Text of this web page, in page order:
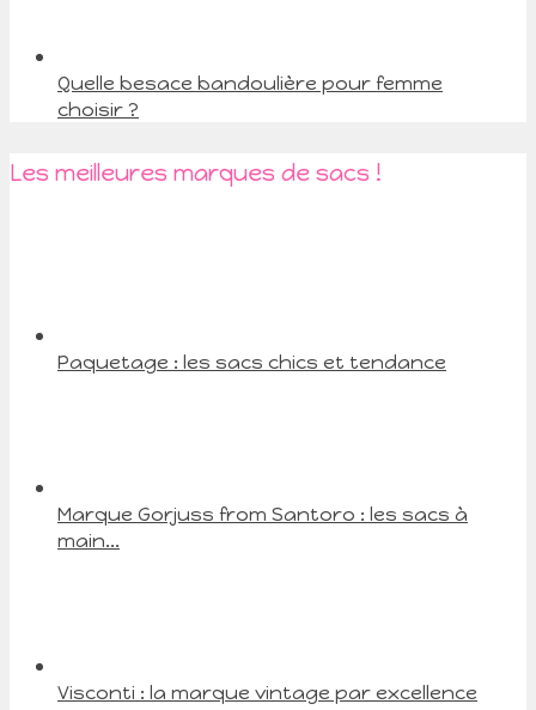
Quelle besace bandoulière pour femme
choisir ?
Les meilleures marques de sacs !
Paquetage : les sacs chics et tendance
Marque Gorjuss from Santoro : les sacs à
main...
Visconti : la marque vintage par excellence